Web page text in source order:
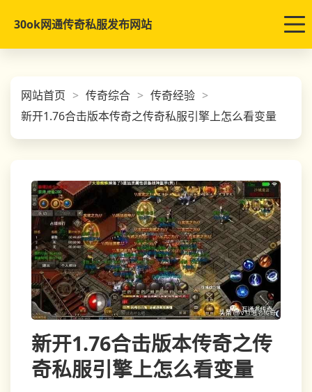
30ok网通传奇私服发布网站
网站首页 传奇综合
传奇经验
新开1.76合击版本传奇之传奇私服引擎上怎么看变量
新开1.76合击版本传奇之传
奇私服引擎上怎么看变量